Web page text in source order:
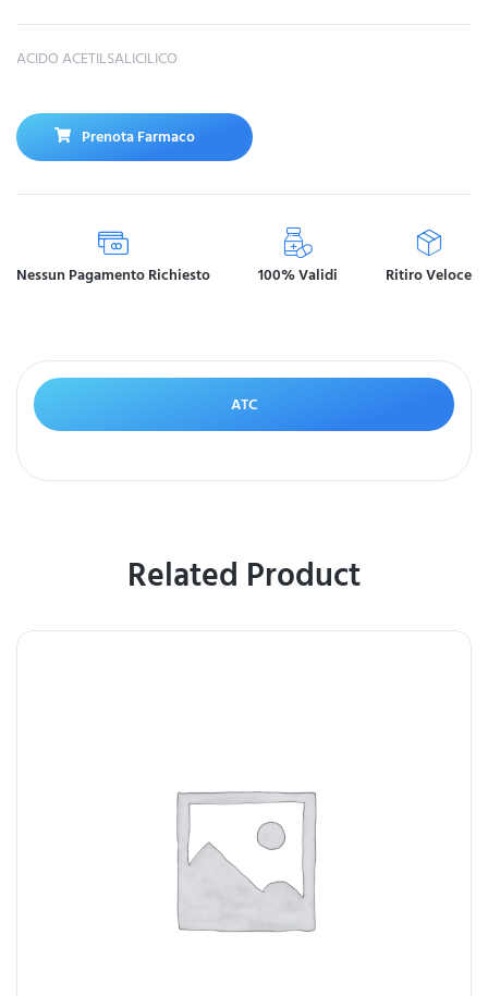
ACIDO ACETILSALICILICO
Prenota Farmaco
Nessun Pagamento Richiesto 100% Validi Ritiro Veloce
ATC
Related Product